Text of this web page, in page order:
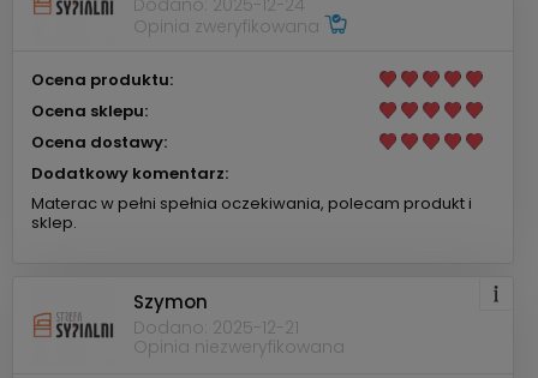
Dodano: 2025-12-24
Opinia zweryfikowana
Ocena produktu:
Ocena sklepu:
Ocena dostawy:
Dodatkowy komentarz:
Materac w pełni spełnia oczekiwania, polecam produkt i
sklep.
Szymon
Dodano: 2025-12-21
Opinia niezweryfikowana